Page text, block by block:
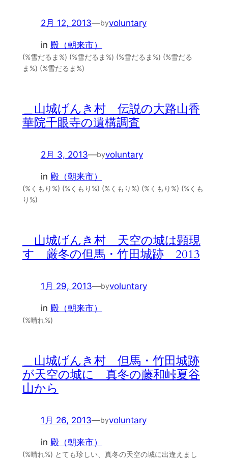
2月 12, 2013—byvoluntary
in 殿（朝来市）
(%雪だるま%) (%雪だるま%) (%雪だるま%) (%雪だる
ま%) (%雪だるま%)
＿山城げんき村 伝説の大路山香
華院千眼寺の遺構調査
2月 3, 2013—byvoluntary
in 殿（朝来市）
(%くもり%) (%くもり%) (%くもり%) (%くもり%) (%くも
り%)
＿山城げんき村 天空の城は顕現
す 厳冬の但馬・竹田城跡 2013
1月 29, 2013—byvoluntary
in 殿（朝来市）
(%晴れ%)
＿山城げんき村 但馬・竹田城跡
が天空の城に 真冬の藤和峠夏谷
山から
1月 26, 2013—byvoluntary
in 殿（朝来市）
(%晴れ%) とても珍しい、真冬の天空の城に出逢えまし